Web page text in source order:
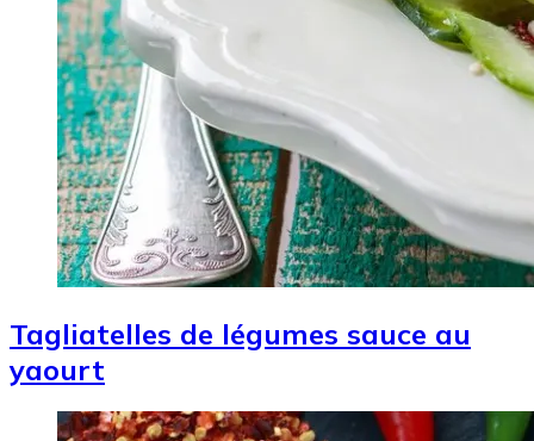
Tagliatelles de légumes sauce au
yaourt
Image